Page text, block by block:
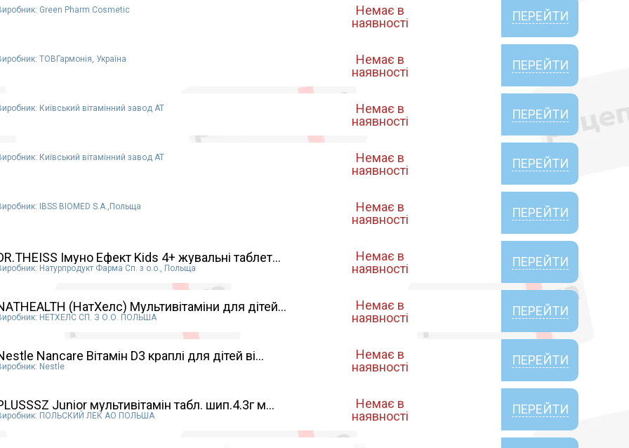
Green Pharm Cosmetic
Немає в
наявності
ПЕРЕЙТИ
ТОВГармонія, Україна
Немає в
наявності
ПЕРЕЙТИ
Київський вітамінний завод АТ
Немає в
наявності
ПЕРЕЙТИ
Київський вітамінний завод АТ
Немає в
наявності
ПЕРЕЙТИ
IBSS BIOMED S.A.,Польща
Немає в
наявності
ПЕРЕЙТИ
Імуно Ефект Kids 4+ жувальні таблет...
Натурпродукт Фарма Сп. з о.о., Польща
Немає в
наявності
ПЕРЕЙТИ
(НатХелс) Мультивітаміни для дітей...
НЕТХЕЛС СП. З О.О. ПОЛЬША
Немає в
наявності
ПЕРЕЙТИ
Nancare Вітамін D3 краплі для дітей ві...
Nestle
Немає в
наявності
ПЕРЕЙТИ
Junior мультивітамін табл. шип.4.3г м...
ПОЛЬСКИЙ ЛЕК АО ПОЛЬША
Немає в
наявності
ПЕРЕЙТИ